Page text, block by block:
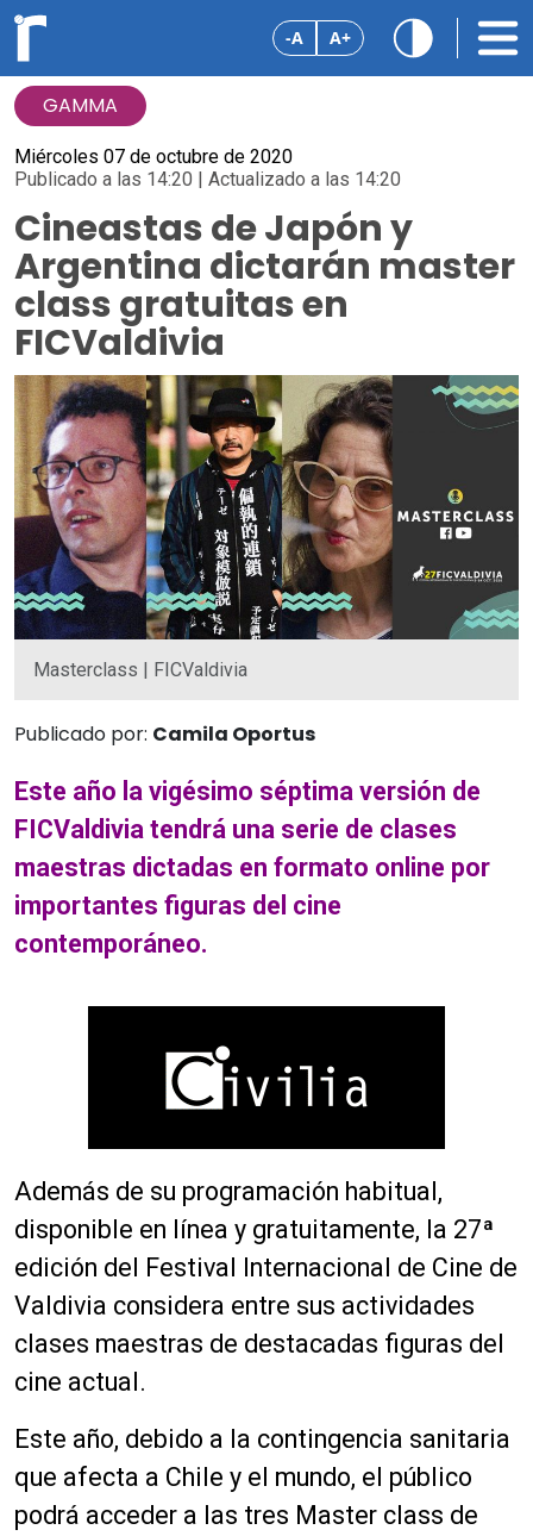
-A A+
GAMMA
Miércoles 07 de octubre de 2020
Publicado a las 14:20 | Actualizado a las 14:20
Cineastas de Japón y
Argentina dictarán master
class gratuitas en
FICValdivia
Masterclass | FICValdivia
Publicado por: Camila Oportus
Este año la vigésimo séptima versión de
FICValdivia tendrá una serie de clases
maestras dictadas en formato online por
importantes figuras del cine
contemporáneo.
Además de su programación habitual,
disponible en línea y gratuitamente, la 27ª
edición del Festival Internacional de Cine de
Valdivia considera entre sus actividades
clases maestras de destacadas figuras del
cine actual.
Este año, debido a la contingencia sanitaria
que afecta a Chile y el mundo, el público
podrá acceder a las tres Master class de